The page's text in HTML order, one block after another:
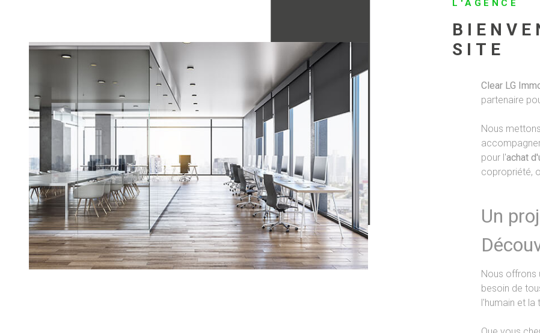
L'AGENCE
SITE
Clear LG
partenaire
Nous
pour l'achat
copropriété,
Un
Nous offrons
besoin de
l'humain et la